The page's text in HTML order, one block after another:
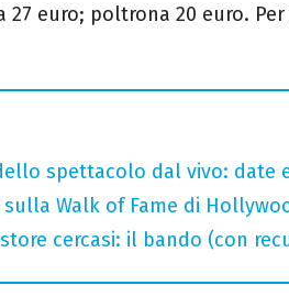
27 euro; poltrona 20 euro.
spettacolo dal vivo: date
Walk of Fame di
cercasi: il bando (con